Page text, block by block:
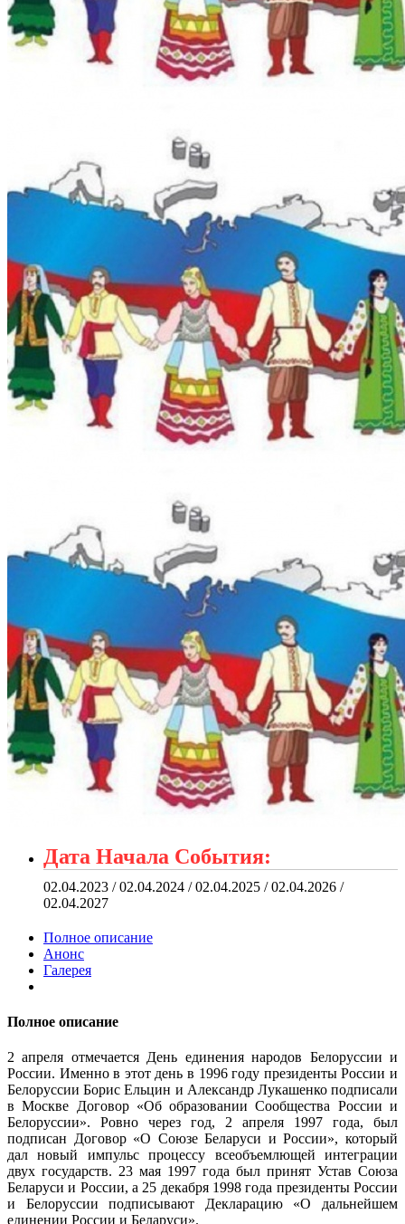
Дата Начала События:
02.04.2023 / 02.04.2024 / 02.04.2025 / 02.04.2026 /
02.04.2027
Полное описание
Анонс
Галерея
Полное описание
2 апреля отмечается День единения народов Белоруссии и
России. Именно в этот день в 1996 году президенты России и
Белоруссии Борис Ельцин и Александр Лукашенко подписали
в Москве Договор «Об образовании Сообщества России и
Белоруссии». Ровно через год, 2 апреля 1997 года, был
подписан Договор «О Союзе Беларуси и России», который
дал новый импульс процессу всеобъемлющей интеграции
двух государств. 23 мая 1997 года был принят Устав Союза
Беларуси и России, а 25 декабря 1998 года президенты России
и Белоруссии подписывают Декларацию «О дальнейшем
единении России и Беларуси».